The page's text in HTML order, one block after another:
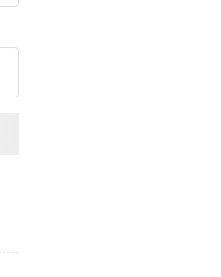
la foto